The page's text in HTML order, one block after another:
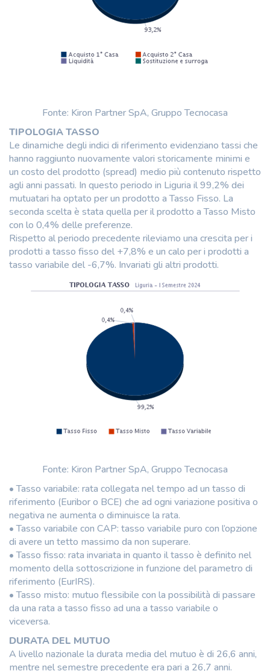
Fonte: Kiron Partner SpA, Gruppo Tecnocasa
TIPOLOGIA TASSO
Le dinamiche degli indici di riferimento evidenziano tassi che
hanno raggiunto nuovamente valori storicamente minimi e
un costo del prodotto (spread) medio più contenuto rispetto
agli anni passati. In questo periodo in Liguria il 99,2% dei
mutuatari ha optato per un prodotto a Tasso Fisso. La
seconda scelta è stata quella per il prodotto a Tasso Misto
con lo 0,4% delle preferenze.
Rispetto al periodo precedente rileviamo una crescita per i
prodotti a tasso fisso del +7,8% e un calo per i prodotti a
tasso variabile del -6,7%. Invariati gli altri prodotti.
Fonte: Kiron Partner SpA, Gruppo Tecnocasa
• Tasso variabile: rata collegata nel tempo ad un tasso di
riferimento (Euribor o BCE) che ad ogni variazione positiva o
negativa ne aumenta o diminuisce la rata.
• Tasso variabile con CAP: tasso variabile puro con l’opzione
di avere un tetto massimo da non superare.
• Tasso fisso: rata invariata in quanto il tasso è definito nel
momento della sottoscrizione in funzione del parametro di
riferimento (EurIRS).
• Tasso misto: mutuo flessibile con la possibilità di passare
da una rata a tasso fisso ad una a tasso variabile o
viceversa.
DURATA DEL MUTUO
A livello nazionale la durata media del mutuo è di 26,6 anni,
mentre nel semestre precedente era pari a 26,7 anni.